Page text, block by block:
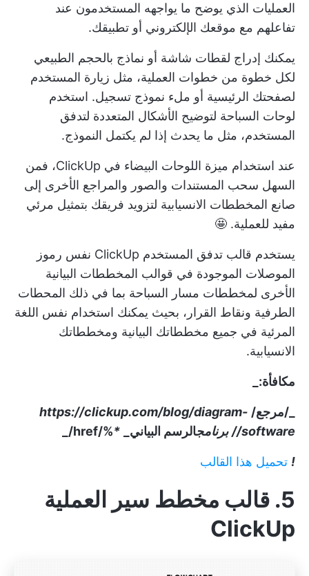
العمليات الذي يوضح ما يواجهه المستخدمون عند
تفاعلهم مع موقعك الإلكتروني أو تطبيقك.
يمكنك إدراج لقطات شاشة أو نماذج بالحجم الطبيعي
لكل خطوة من خطوات العملية، مثل زيارة المستخدم
لصفحتك الرئيسية أو ملء نموذج تسجيل. استخدم
لوحات السباحة لتوضيح الأشكال المتعددة لتدفق
المستخدم، مثل ما يحدث إذا لم يكتمل النموذج.
عند استخدام ميزة اللوحات البيضاء
في ClickUp، فمن
السهل سحب المستندات والصور والمراجع الأخرى إلى
صانع المخططات الانسيابية لتزويد فريقك بتمثيل مرئي
مفيد للعملية. 🤩
يستخدم قالب تدفق المستخدم ClickUp نفس رموز
الموصلات الموجودة في قوالب المخططات البيانية
الأخرى لمخططات مسار السباحة بما في ذلك المحطات
الطرفية ونقاط القرار، بحيث يمكنك استخدام نفس اللغة
المرئية في جميع مخططاتك البيانية ومخططاتك
الانسيابية.
مكافأة:_
_/مرجع/ https://clickup.com/blog/diagram-
software//
برنامجالرسم البياني_ *
%/href/_
! تحميل هذا القالب
5. قالب مخطط سير العملية
ClickUp